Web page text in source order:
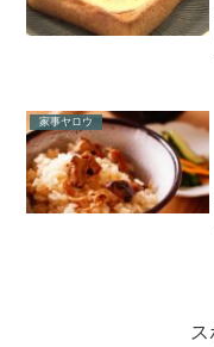
家事ヤロウ